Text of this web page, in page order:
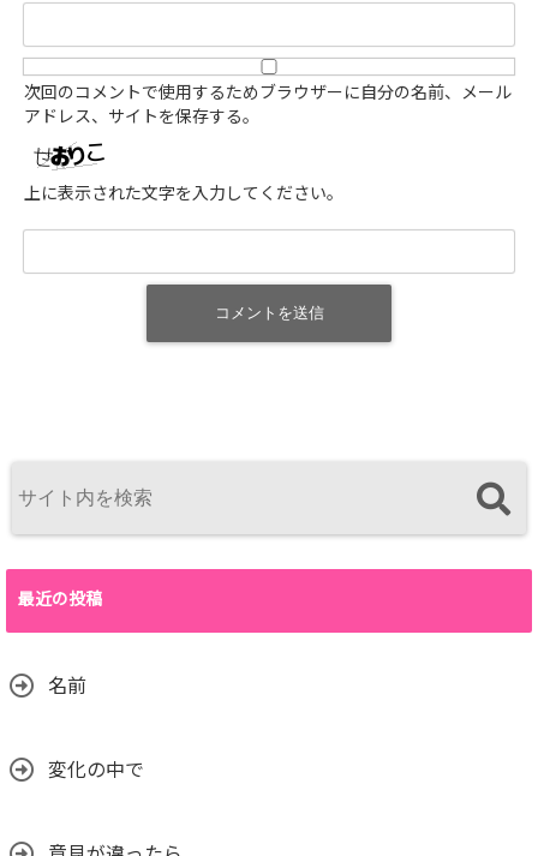
次回のコメントで使用するためブラウザーに自分の名前、メール
アドレス、サイトを保存する。
上に表示された文字を入力してください。
最近の投稿
名前
変化の中で